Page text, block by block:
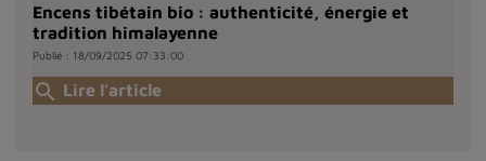
Encens tibétain bio : authenticité, énergie et
tradition himalayenne
Publié : 18/09/2025 07:33:00
search Lire l'article